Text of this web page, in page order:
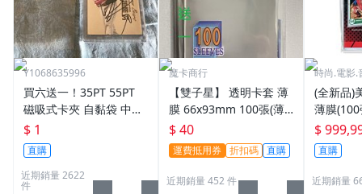
Y1068635996
買六送一！35PT 55PT
磁吸式卡夾 自黏袋 中華
職棒球員卡 遊戲王 寶可
夢PTCG 漫威 ultra pro
可用
$ 1
直購
近期銷量 2622
件
魔卡商行
【雙子星】 透明卡套 薄
膜 66x93mm 100張(薄)
適用 BBM MLB Topps C
PBL 球員卡
$ 40
運費抵用券 折扣碼 直購
近期銷量 452 件
時尚.電影.
(全新品)
薄膜
次到貨
$
直購
近期銷量